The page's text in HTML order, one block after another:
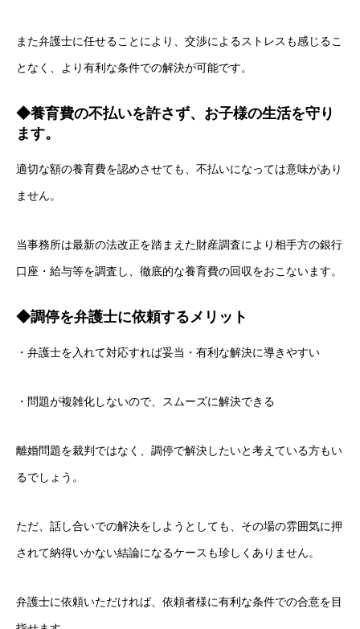
また弁護士に任せることにより、交渉によるストレスも感じるこ
となく、より有利な条件での解決が可能です。
◆養育費の不払いを許さず、お子様の生活を守り
ます。
適切な額の養育費を認めさせても、不払いになっては意味があり
ません。
当事務所は最新の法改正を踏まえた財産調査により相手方の銀行
口座・給与等を調査し、徹底的な養育費の回収をおこないます。
◆調停を弁護士に依頼するメリット
・弁護士を入れて対応すれば妥当・有利な解決に導きやすい
・問題が複雑化しないので、スムーズに解決できる
離婚問題を裁判ではなく、調停で解決したいと考えている方もい
るでしょう。
ただ、話し合いでの解決をしようとしても、その場の雰囲気に押
されて納得いかない結論になるケースも珍しくありません。
弁護士に依頼いただければ、依頼者様に有利な条件での合意を目